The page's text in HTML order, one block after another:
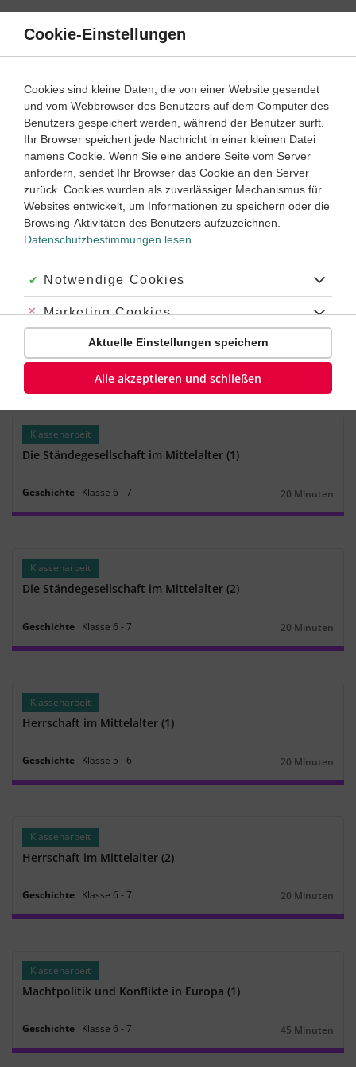
Direkt
Inhalt
Klassenarbeiten und Abiturprüfungen
Klassenarbeit
Die Stadt im Mittelalter (1)
Geschichte Klasse6‐ 7
Klassenarbeit
Geschichte Klasse6‐7
Dauer:
25 Minuten
Klassenarbeit
Die Ständegesellschaft im Mittelalter (1)
Geschichte Klasse 6 ‐7
Dauer:
20 Minuten
Klassenarbeit
Die Ständegesellschaft im Mittelalter (2)
Geschichte Klasse 6 ‐7
Dauer:
20 Minuten
Klassenarbeit
Herrschaft im Mittelalter (1)
Geschichte Klasse 5 ‐ 6
Dauer:
20 Minuten
Klassenarbeit
Herrschaft im Mittelalter (2)
Geschichte Klasse 6 ‐7
Dauer:
20 Minuten
Klassenarbeit
Machtpolitik und Konflikte in Europa (1)
Geschichte Klasse 6 ‐7
Dauer:
45 Minuten
Cookie-Einstellungen
Cookies sind kleine Daten, die von einer Website gesendet
und vom Webbrowser des Benutzers auf dem Computer des
Benutzers gespeichert werden, während der Benutzer surft.
Ihr Browser speichert jede Nachricht in einer kleinen Datei
namens Cookie. Wenn Sie eine andere Seite vom Server
anfordern, sendet Ihr Browser das Cookie an den Server
zurück. Cookies wurden als zuverlässiger Mechanismus für
Websites entwickelt, um Informationen zu speichern oder die
Browsing-Aktivitäten des Benutzers aufzuzeichnen.
Datenschutzbestimmungen lesen
Akzeptiert:
Notwendige Cookies
Abgelehnt:
Marketing Cookies
Abgelehnt:
Personalisierungs-Cookies
Aktuelle Einstellungen speichern
Alle akzeptieren und schließen